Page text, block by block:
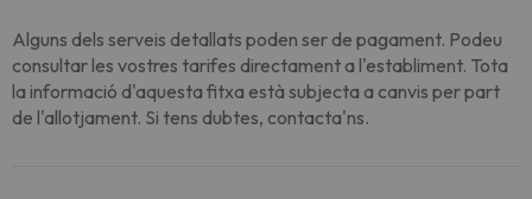
Alguns dels serveis detallats poden ser de pagament. Podeu
consultar les vostres tarifes directament a l'establiment. Tota
la informació d'aquesta fitxa està subjecta a canvis per part
de l'allotjament. Si tens dubtes, contacta'ns.